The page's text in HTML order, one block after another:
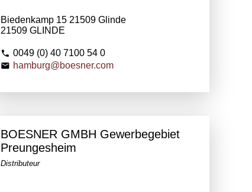
Biedenkamp 15 21509 Glinde
21509 GLINDE
0049 (0) 40 7100 54 0
hamburg@boesner.com
BOESNER GMBH Gewerbegebiet
Preungesheim
Distributeur